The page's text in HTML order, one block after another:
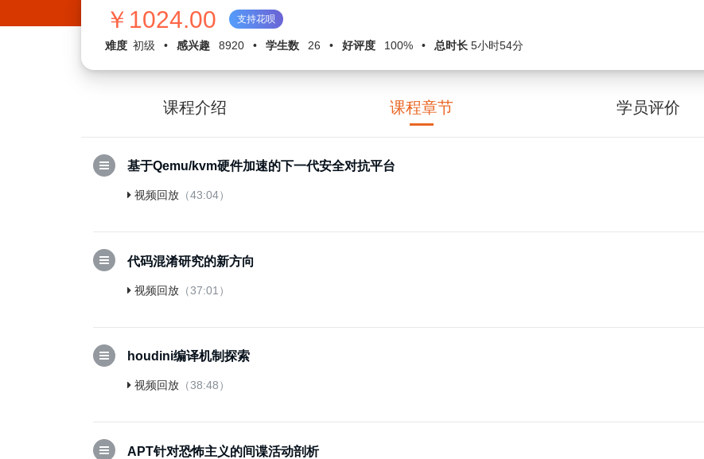
￥1024.00 支持花呗
难度 初级 • 感兴趣 8920 • 学生数 26 • 好评度 100% • 总时长 5小时54分
课程介绍 课程章节 学员评价
基于Qemu/kvm硬件加速的下一代安全对抗平台
视频回放 （43:04）
代码混淆研究的新方向
视频回放 （37:01）
houdini编译机制探索
视频回放 （38:48）
APT针对恐怖主义的间谍活动剖析